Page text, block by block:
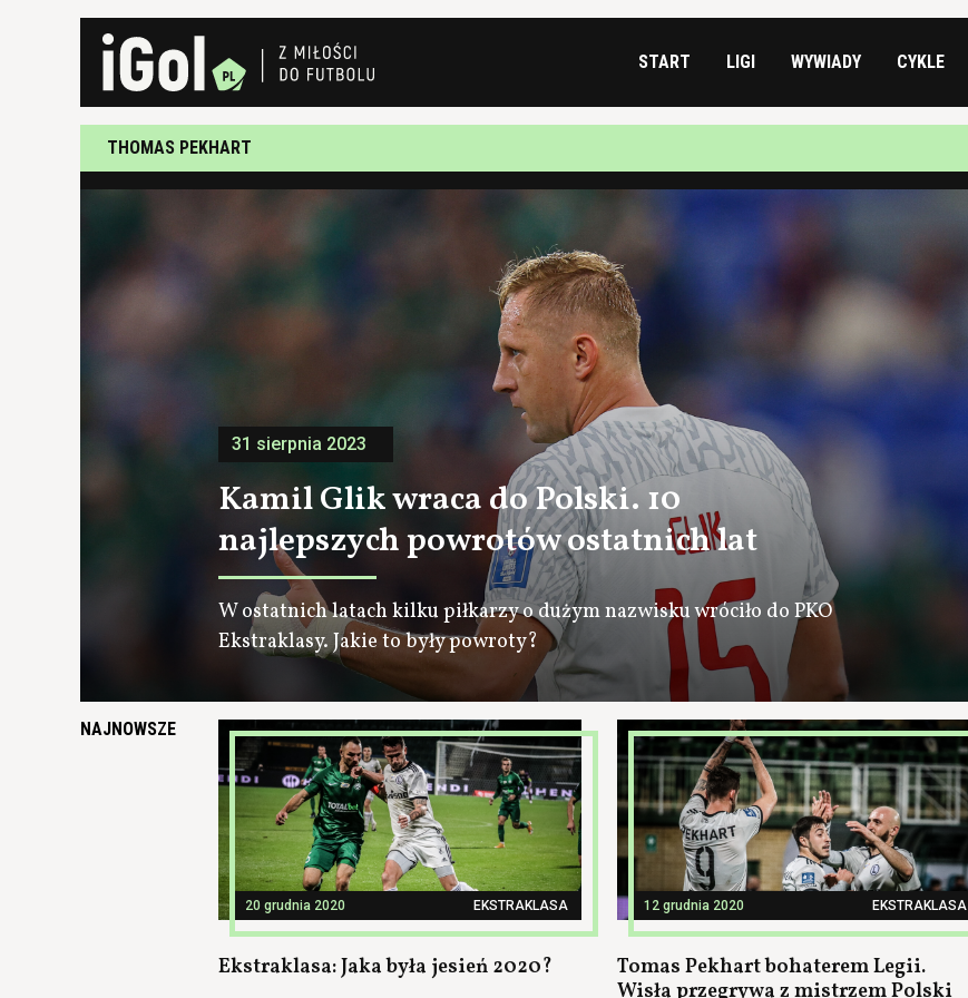
START LIGI WYWIADY CYKLE
THOMAS PEKHART
31 sierpnia 2023
Kamil Glik wraca do Polski. 10
najlepszych powrotów ostatnich lat
W ostatnich latach kilku piłkarzy o dużym nazwisku wróciło do PKO
Ekstraklasy. Jakie to były powroty?
NAJNOWSZE
20 grudnia 2020 EKSTRAKLASA
Ekstraklasa: Jaka była jesień 2020?
12 grudnia 2020 EKSTRAKLASA
Tomas Pekhart bohaterem Legii.
Wisła przegrywa z mistrzem Polski